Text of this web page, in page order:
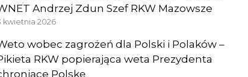
Andrzej Zdun Szef RKW Mazowsze
kwietnia 2026
wobec zagrożeń dla Polski i Polaków –
RKW popierająca weta Prezydenta
Polskę